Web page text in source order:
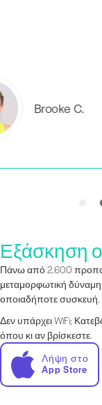
Εξάσκηση
Πάνω από 2.600
μεταμορφωτική δύναμη
οποιαδήποτε συσκευή.
Δεν υπάρχει WiFi;
όπου κι αν βρίσκεστε.
Λήψη στο
App Store